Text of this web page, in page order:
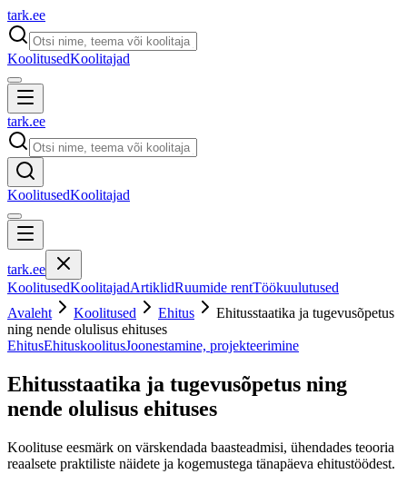
tark.ee
KoolitusedKoolitajad
tark.ee
KoolitusedKoolitajad
tark.ee
KoolitusedKoolitajadArtiklidRuumide rentTöökuulutused
Avaleht
Koolitused Ehitus
Ehitusstaatika ja tugevusõpetus
ning nende olulisus ehituses
EhitusEhituskoolitusJoonestamine, projekteerimine
Ehitusstaatika ja tugevusõpetus ning
nende olulisus ehituses
Koolituse eesmärk on värskendada baasteadmisi, ühendades teooria
reaalsete praktiliste näidete ja kogemustega tänapäeva ehitustöödest.